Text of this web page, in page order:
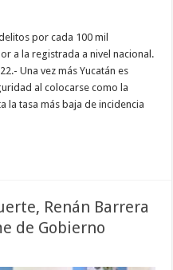
por cada 100 mil
a la registrada a nivel nacional.
Una vez más Yucatán es
al colocarse como la
la tasa más baja de incidencia
Renán Barrera
de Gobierno